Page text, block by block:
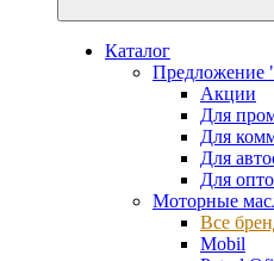
Каталог
Акции
Для
Для
Для
Для
Моторные
Все
Mobil